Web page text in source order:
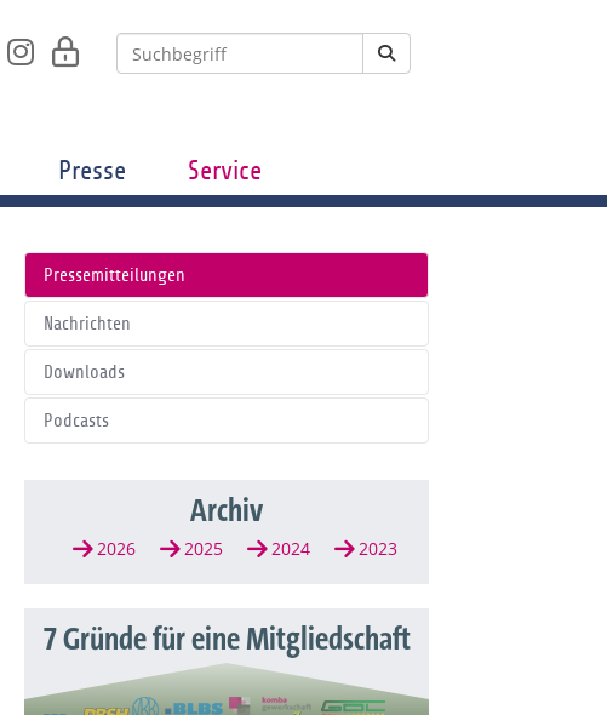
Presse Service
Pressemitteilungen
Nachrichten
Downloads
Podcasts
Archiv
2026 2025 2024 2023
7 Gründe für eine Mitgliedschaft